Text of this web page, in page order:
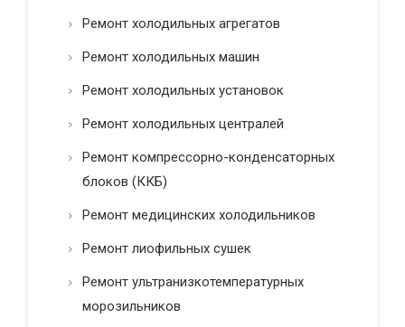
Ремонт холодильных агрегатов
Ремонт холодильных машин
Ремонт холодильных установок
Ремонт холодильных централей
Ремонт компрессорно-конденсаторных
блоков (ККБ)
Ремонт медицинских холодильников
Ремонт лиофильных сушек
Ремонт ультранизкотемпературных
морозильников